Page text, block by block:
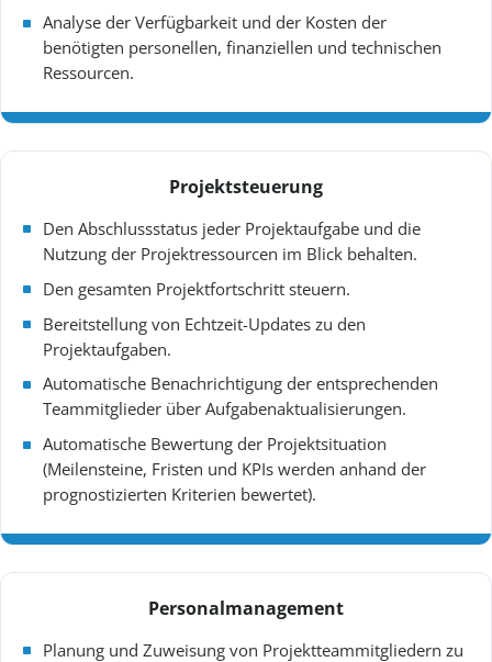
Analyse der Verfügbarkeit und der Kosten der
benötigten personellen, finanziellen und technischen
Ressourcen.
Projektsteuerung
Den Abschlussstatus jeder Projektaufgabe und die
Nutzung der Projektressourcen im Blick behalten.
Den gesamten Projektfortschritt steuern.
Bereitstellung von Echtzeit-Updates zu den
Projektaufgaben.
Automatische Benachrichtigung der entsprechenden
Teammitglieder über Aufgabenaktualisierungen.
Automatische Bewertung der Projektsituation
(Meilensteine, Fristen und KPIs werden anhand der
prognostizierten Kriterien bewertet).
Personalmanagement
Planung und Zuweisung von Projektteammitgliedern zu